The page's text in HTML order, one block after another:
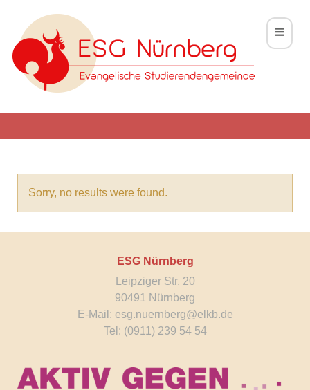
Sorry, no results were found.
ESG Nürnberg
Leipziger Str. 20
90491 Nürnberg
E-Mail: esg.nuernberg@elkb.de
Tel: (0911) 239 54 54